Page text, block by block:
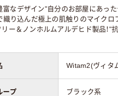
なデザイン"自分のお部屋にあっ
り込んだ極上の肌触りのマイクロ
＆ノンホルムアルデヒド製品！"
Witam2(ヴィタ
ープ ブラック系